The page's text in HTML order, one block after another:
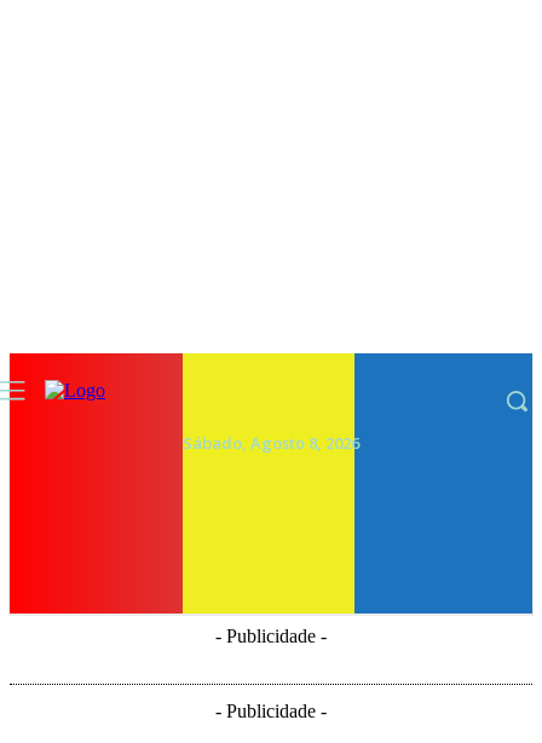
Sábado, Agosto 8, 2026
- Publicidade -
- Publicidade -